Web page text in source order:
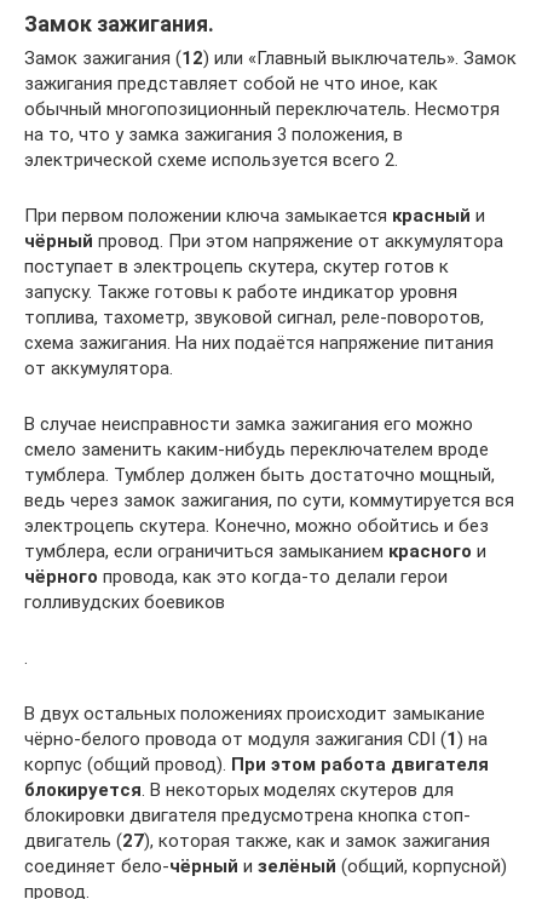
Замок зажигания.
Замок зажигания (12) или «Главный выключатель». Замок
зажигания представляет собой не что иное, как
обычный многопозиционный переключатель. Несмотря
на то, что у замка зажигания 3 положения, в
электрической схеме используется всего 2.
При первом положении ключа замыкается красный и
чёрный провод. При этом напряжение от аккумулятора
поступает в электроцепь скутера, скутер готов к
запуску. Также готовы к работе индикатор уровня
топлива, тахометр, звуковой сигнал, реле-поворотов,
схема зажигания. На них подаётся напряжение питания
от аккумулятора.
В случае неисправности замка зажигания его можно
смело заменить каким-нибудь переключателем вроде
тумблера. Тумблер должен быть достаточно мощный,
ведь через замок зажигания, по сути, коммутируется вся
электроцепь скутера. Конечно, можно обойтись и без
тумблера, если ограничиться замыканием красного и
чёрного провода, как это когда-то делали герои
голливудских боевиков
.
В двух остальных положениях происходит замыкание
чёрно-белого провода от модуля зажигания CDI (1) на
корпус (общий провод). При этом работа двигателя
блокируется. В некоторых моделях скутеров для
блокировки двигателя предусмотрена кнопка стоп-
двигатель (27), которая также, как и замок зажигания
соединяет бело-чёрный и зелёный (общий, корпусной)
провод.